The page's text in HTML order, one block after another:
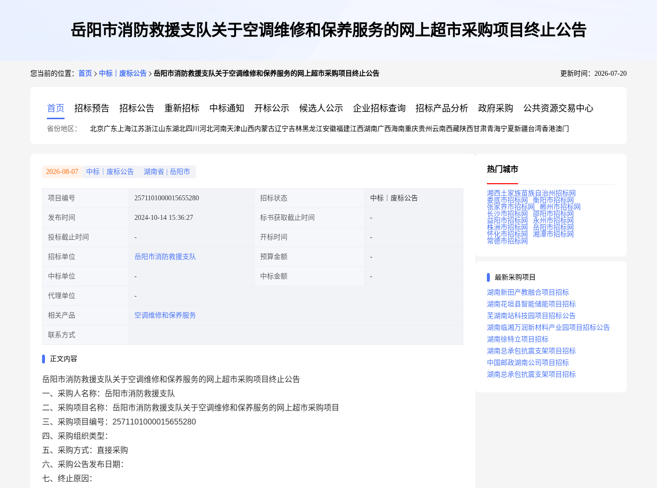
岳阳市消防救援支队关于空调维修和保养服务的网上超市采购项目终止公告
您当前的位置： 首页 中标｜废标公告 岳阳市消防救援支队关于空调维修和保养服务的网上超市采购项目终止公告 更新时间：2026-07-20
首页 招标预告 招标公告 重新招标 中标通知 开标公示 候选人公示 企业招标查询 招标产品分析 政府采购 公共资源交易中心
省份地区： 北京广东 上海江苏浙江山东湖北四川 河北河南天津山西内蒙古辽宁吉林黑龙江安徽福建江西湖南广西海南重庆贵州 云南西藏陕西甘肃青海宁夏新疆台湾香港澳门
2026-08-07 中标｜废标公告 湖南省 岳阳市
项目编号 2571101000015655280 招标状态 中标｜废标公告
发布时间 2024-10-14 15:36:27 标书获取截止时间
投标截止时间 开标时间
招标单位 岳阳市消防救援支队 预算金额
中标单位 中标金额
代理单位
相关产品 空调维修和保养服务
联系方式
正文内容
岳阳市消防救援支队关于空调维修和保养服务的网上超市采购项目终止公告
一、采购人名称： 岳阳市消防救援支队
二、采购项目名称： 岳阳市消防救援支队关于空调维修和保养服务的网上超市采购项目
三、采购项目编号： 2571101000015655280
四、采购组织类型：
五、采购方式： 直接采购
六、采购公告发布日期：
七、终止原因：
热门城市
湘西土家族苗族自治州招标网
娄底市招标网
衡阳市招标网
张家界市招标网
郴州市招标网
长沙市招标网
邵阳市招标网
益阳市招标网
永州市招标网
株洲市招标网
岳阳市招标网
怀化市招标网
湘潭市招标网
常德市招标网
最新采购项目
湖南新田产教融合项目招标
湖南花垣县智能储能项目招标
芜湖南站科技园项目招标公告
湖南临湘万润新材料产业园项目招标公告
湖南徐特立项目招标
湖南总承包抗震支架项目招标
中国邮政湖南公司项目招标
湖南总承包抗震支架项目招标